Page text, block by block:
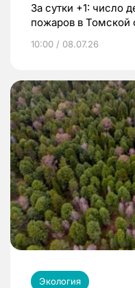
За сутки +1: число
пожаров в Томской
10:00 / 08.07.26
Экология